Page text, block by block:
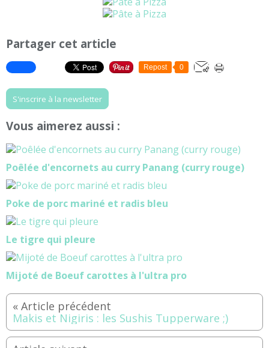
Partager cet article
Repost 0
S'inscrire à la newsletter
Vous aimerez aussi :
Poêlée d'encornets au curry Panang (curry rouge)
Poke de porc mariné et radis bleu
Le tigre qui pleure
Mijoté de Boeuf carottes à l'ultra pro
Makis et Nigiris : les Sushis Tupperware ;)